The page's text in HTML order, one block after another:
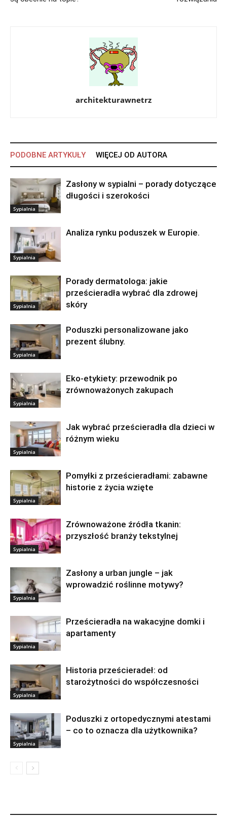
architekturawnetrz
PODOBNE ARTYKUŁY WIĘCEJ OD AUTORA
Sypialnia
Zasłony w sypialni – porady dotyczące
długości i szerokości
Sypialnia
Analiza rynku poduszek w Europie.
Sypialnia
Porady dermatologa: jakie
prześcieradła wybrać dla zdrowej
skóry
Sypialnia
Poduszki personalizowane jako
prezent ślubny.
Sypialnia
Eko-etykiety: przewodnik po
zrównoważonych zakupach
Sypialnia
Jak wybrać prześcieradła dla dzieci w
różnym wieku
Sypialnia
Pomyłki z prześcieradłami: zabawne
historie z życia wzięte
Sypialnia
Zrównoważone źródła tkanin:
przyszłość branży tekstylnej
Sypialnia
Zasłony a urban jungle – jak
wprowadzić roślinne motywy?
Sypialnia
Prześcieradła na wakacyjne domki i
apartamenty
Sypialnia
Historia prześcieradeł: od
starożytności do współczesności
Sypialnia
Poduszki z ortopedycznymi atestami
– co to oznacza dla użytkownika?